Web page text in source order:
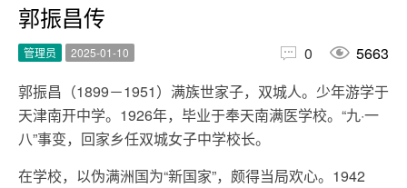
郭振昌传
管理员 2025-01-10  0  5663
郭振昌（1899－1951）满族世家子，双城人。少年游学于
天津南开中学。1926年，毕业于奉天南满医学校。“九·一
八”事变，回家乡任双城女子中学校长。
在学校，以伪满洲国为“新国家”，颇得当局欢心。1942